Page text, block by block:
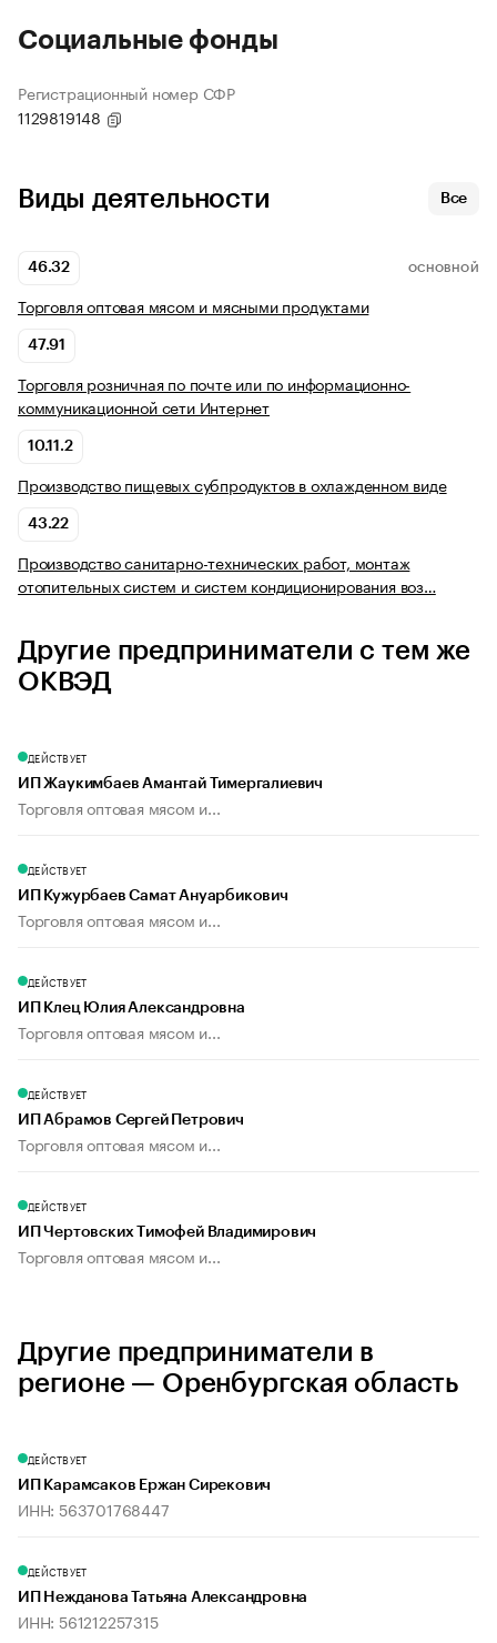
Социальные фонды
Регистрационный номер СФР
1129819148
Виды деятельности Все
46.32 ОСНОВНОЙ
Торговля оптовая мясом и мясными продуктами
47.91
Торговля розничная по почте или по информационно-
коммуникационной сети Интернет
10.11.2
Производство пищевых субпродуктов в охлажденном виде
43.22
Производство санитарно-технических работ, монтаж
отопительных систем и систем кондиционирования воз…
Другие предприниматели с тем же
ОКВЭД
ДЕЙСТВУЕТ
ИП Жаукимбаев Амантай Тимергалиевич
Торговля оптовая мясом и...
ДЕЙСТВУЕТ
ИП Кужурбаев Самат Ануарбикович
Торговля оптовая мясом и...
ДЕЙСТВУЕТ
ИП Клец Юлия Александровна
Торговля оптовая мясом и...
ДЕЙСТВУЕТ
ИП Абрамов Сергей Петрович
Торговля оптовая мясом и...
ДЕЙСТВУЕТ
ИП Чертовских Тимофей Владимирович
Торговля оптовая мясом и...
Другие предприниматели в
регионе — Оренбургская область
ДЕЙСТВУЕТ
ИП Карамсаков Ержан Сирекович
ИНН: 563701768447
ДЕЙСТВУЕТ
ИП Нежданова Татьяна Александровна
ИНН: 561212257315